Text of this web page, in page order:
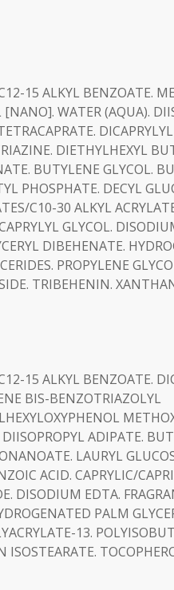
15 ALKYL BENZOATE.
WATER (AQUA).
DIETHYLHEXYL
BUTYLENE GLYCOL.
PHOSPHATE. DECYL
C10-30 ALKYL
GLYCOL.
DIBEHENATE.
PROPYLENE
TRIBEHENIN.
15 ALKYL BENZOATE.
BIS-BENZOTRIAZOLYL
ADIPATE.
LAURYL
ACID. CAPRYLIC/
DISODIUM EDTA.
PALM
13.
ISOSTEARATE.